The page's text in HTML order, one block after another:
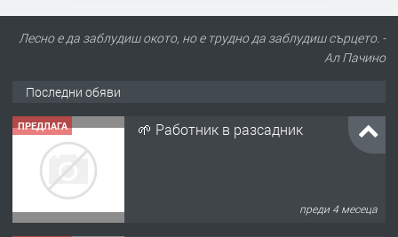
Лесно е да заблудиш окото, но е трудно да заблудиш сърцето. -
Ал Пачино
Последни обяви
ПРЕДЛАГА 🌱 Работник в разсадник
преди 4 месеца